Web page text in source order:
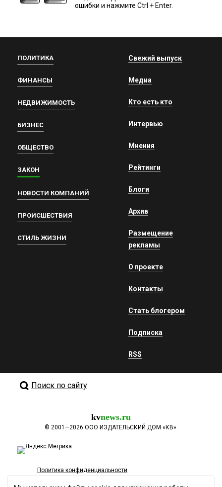
ошибки и нажмите Ctrl + Enter.
ПОЛИТИКА
ФИНАНСЫ
НЕДВИЖИМОСТЬ
БИЗНЕС
ОБЩЕСТВО
ЗАКОН
НОВОСТИ КОМПАНИЙ
ПРОИСШЕСТВИЯ
СТИЛЬ ЖИЗНИ
Свежий выпуск
Медиа
Кто есть кто
Интервью
Мнения
Рейтинги
Блоги
Архив
Размещение
рекламы
О проекте
Контакты
Стать блогером
Подписка
RSS
Поиск по сайту
kvnews.ru
© 2001—2026 ООО ИЗДАТЕЛЬСКИЙ ДОМ «КВ».
Политика конфиденциальности